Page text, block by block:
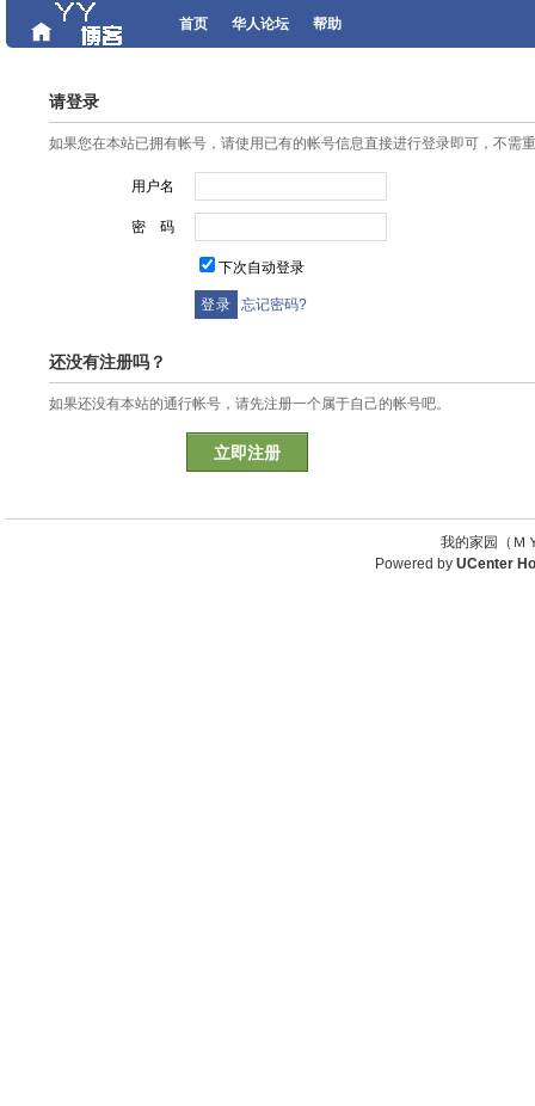
首页 华人论坛 帮助
请登录
如果您在本站已拥有帐号，请使用已有的帐号信息直接进行登录即可，不需
用户名
密 码
下次自动登录
忘记密码?
还没有注册吗？
如果还没有本站的通行帐号，请先注册一个属于自己的帐号吧。
立即注册
我的家园（
Powered by UCenter